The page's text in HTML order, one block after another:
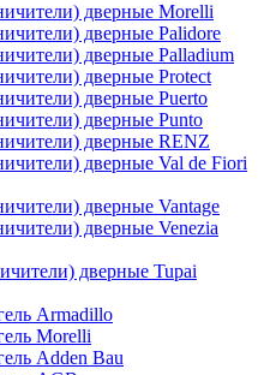
дверные Morelli
дверные Palidore
дверные Palladium
дверные Protect
дверные Puerto
дверные Punto
дверные RENZ
дверные Val de Fiori
дверные Vantage
дверные Venezia
дверные Tupai
Armadillo
Morelli
Adden Bau